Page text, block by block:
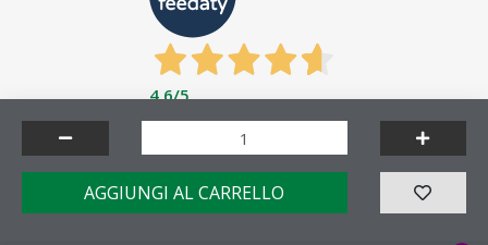
AGGIUNGI AL CARRELLO
4,6/5
Feedaty4.7/5-23721feedbacks
Made by